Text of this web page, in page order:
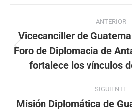
Navegación
entre
publicaciones
ANTERIOR
Vicecanciller de
Foro de Diplomacia de
fortalece los vínculos
SIGUIENTE
Misión Diplomática de